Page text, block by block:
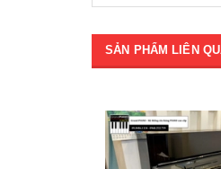
SẢN PHẨM LIÊN